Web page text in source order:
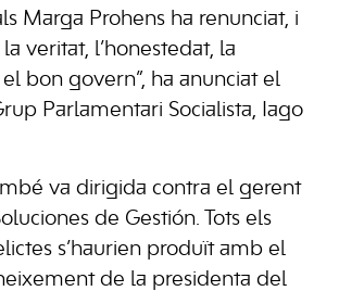
Marga Prohens ha renunciat, i
veritat, l’honestedat, la
bon govern”, ha anunciat el
Parlamentari Socialista, Iago
va dirigida contra el gerent
de Gestión. Tots els
s’haurien produït amb el
de la presidenta del